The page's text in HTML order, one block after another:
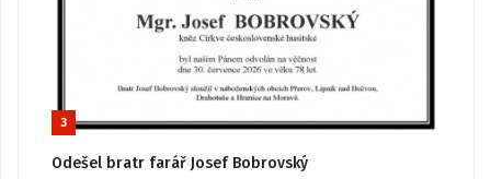
3
Odešel bratr farář Josef Bobrovský